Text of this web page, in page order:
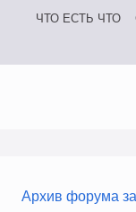
ЧТО ЕСТЬ ЧТО
Архив форума